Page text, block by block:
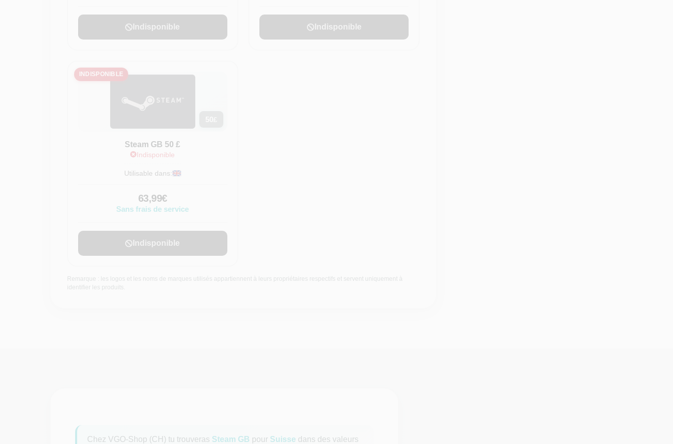
Indisponible Indisponible
INDISPONIBLE
Steam GB 50 £
Indisponible
Utilisable dans:
63,99€
Sans frais de service
Indisponible
Remarque : les logos et les noms de marques utilisés appartiennent à leurs propriétaires respectifs et servent uniquement à
identifier les produits.
Chez VGO-Shop (CH) tu trouveras Steam GB pour Suisse dans des valeurs